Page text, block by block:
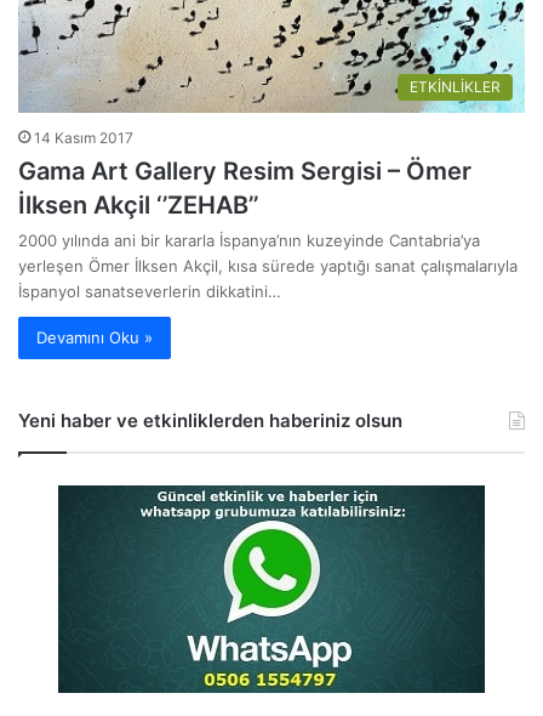
ETKİNLİKLER
14 Kasım 2017
Gama Art Gallery Resim Sergisi – Ömer
İlksen Akçil ‘’ZEHAB’’
2000 yılında ani bir kararla İspanya’nın kuzeyinde Cantabria’ya
yerleşen Ömer İlksen Akçil, kısa sürede yaptığı sanat çalışmalarıyla
İspanyol sanatseverlerin dikkatini…
Devamını Oku »
Yeni haber ve etkinliklerden haberiniz olsun